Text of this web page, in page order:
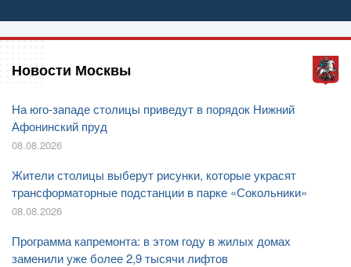
Новости Москвы
На юго-западе столицы приведут в порядок Нижний
Афонинский пруд
08.08.2026
Жители столицы выберут рисунки, которые украсят
трансформаторные подстанции в парке «Сокольники»
08.08.2026
Программа капремонта: в этом году в жилых домах
заменили уже более 2,9 тысячи лифтов